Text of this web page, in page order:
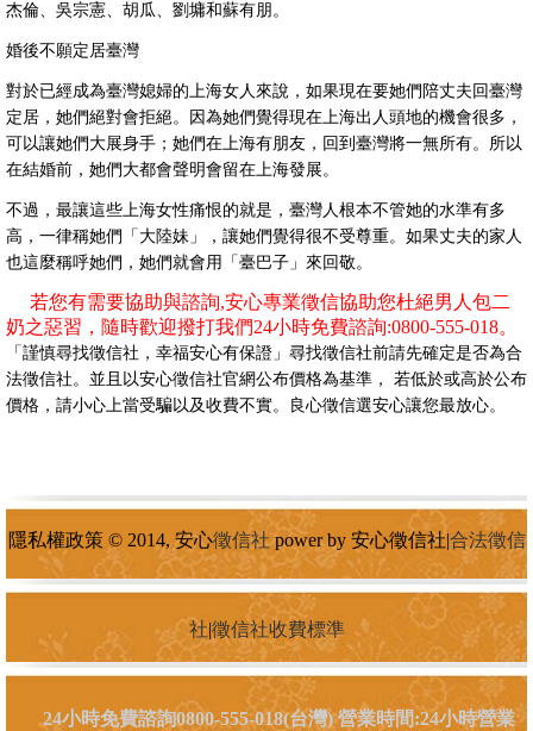
杰倫、吳宗憲、胡瓜、劉墉和蘇有朋。
婚後不願定居臺灣
對於已經成為臺灣媳婦的上海女人來說，如果現在要她們陪丈夫回臺灣
定居，她們絕對會拒絕。因為她們覺得現在上海出人頭地的機會很多，
可以讓她們大展身手；她們在上海有朋友，回到臺灣將一無所有。所以
在結婚前，她們大都會聲明會留在上海發展。
不過，最讓這些上海女性痛恨的就是，臺灣人根本不管她的水準有多
高，一律稱她們「大陸妹」，讓她們覺得很不受尊重。如果丈夫的家人
也這麼稱呼她們，她們就會用「臺巴子」來回敬。
若您有需要協助與諮詢,安心專業徵信協助您杜絕男人包二
奶之惡習，隨時歡迎撥打我們24小時免費諮詢:0800-555-018。
「謹慎尋找徵信社，幸福安心有保證」尋找徵信社前請先確定是否為合
法徵信社。並且以安心徵信社官網公布價格為基準， 若低於或高於公布
價格，請小心上當受騙以及收費不實。良心徵信選安心讓您最放心。
隱私權政策 © 2014, 安心徵信社power by 安心徵信社|合法徵信
社|徵信社收費標準
24小時免費諮詢0800-555-018(台灣) 營業時間:24小時營業